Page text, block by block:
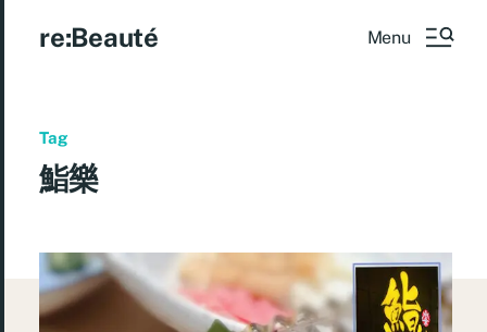
re:Beauté Menu
Tag
鮨樂